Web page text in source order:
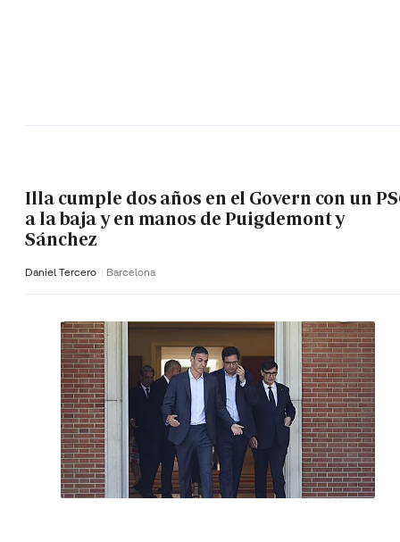
Illa cumple dos años en el Govern con un
a la baja y en manos de Puigdemont y
Sánchez
Daniel Tercero Barcelona